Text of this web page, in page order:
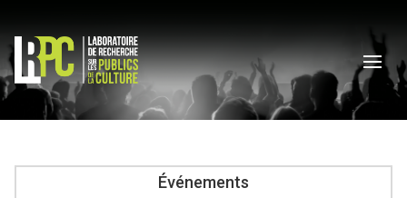
Événements